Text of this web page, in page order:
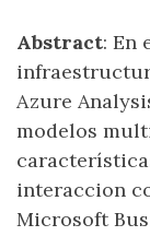
Abstract: En
Azure
modelos
interaccion
Microsoft